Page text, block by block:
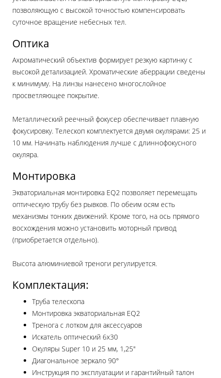
позволяющую с высокой точностью компенсировать
суточное вращение небесных тел.
Оптика
Ахроматический объектив формирует резкую картинку с
высокой детализацией. Хроматические аберрации сведены
к минимуму. На линзы нанесено многослойное
просветляющее покрытие.
Металлический реечный фокусер обеспечивает плавную
фокусировку. Телескоп комплектуется двумя окулярами: 25 и
10 мм. Начинать наблюдения лучше с длиннофокусного
окуляра.
Монтировка
Экваториальная монтировка EQ2 позволяет перемещать
оптическую трубу без рывков. По обеим осям есть
механизмы тонких движений. Кроме того, на ось прямого
восхождения можно установить моторный привод
(приобретается отдельно).
Высота алюминиевой треноги регулируется.
Комплектация:
Труба телескопа
Монтировка экваториальная EQ2
Тренога с лотком для аксессуаров
Искатель оптический 6x30
Окуляры Super 10 и 25 мм, 1,25"
Диагональное зеркало 90°
Инструкция по эксплуатации и гарантийный талон